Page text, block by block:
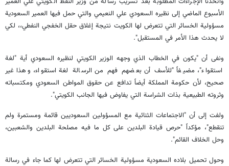
الأسبوع الماضي إلى نظيره السعودي علي النعيمي والتي حمل فيها العمير السعودية
مسؤولية الخسائر التي تتعرض لها الكويت نتيجة إغلاق حقل الخفجي النفطي،، لكي
لا يحدث هذا الأمر في المستقبل".
ونفى أن "يكون في الخطاب الذي وجهه الوزير الكويتي لنظيره السعودي أية "لغة
استقواء"، مضيفاً "للأسف أن بعضهم فهم من الرسالة لغة استقواء، وهذا غير
صحيح، لأن حكومة المملكة أيضاً تدافع عن حقوق المواطن السعودي ومكتسباته
وثروته الطبيعية بذات الشراسة التي يفاوض فيها الجانب الكويتي".
ولفت إلى أن "الاجتماعات الثنائية مع المسؤولين السعوديين قائمة ومستمرة ولم
تنقطع"، مؤكداً "حرص قيادة البلدين على كل ما فيه مصلحة البلدين والشعبين،
وحل الخلاف القائم".
وحول تحميل بلاده السعودية مسؤولية الخسائر التي تتعرض لها كما جاء في رسالة